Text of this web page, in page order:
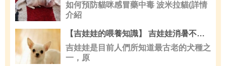
如何預防貓咪感冒藥中毒 波米拉貓(詳情
介紹
【吉娃娃的喂養知識】 吉娃娃消暑不適宜的12個偏方
吉娃娃是目前人們所知道最古老的犬種之
一，原